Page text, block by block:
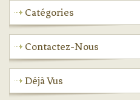
Catégories
Contactez-Nous
Déjà Vus